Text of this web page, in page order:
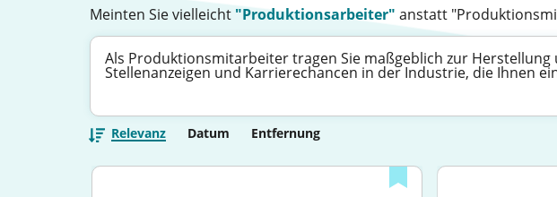
Meinten Sie vielleicht "Produktionsarbeiter" anstatt
Als Produktionsmitarbeiter tragen Sie maßgeblich zur
Stellenanzeigen und Karrierechancen in der Industrie, die Ihnen
Relevanz Datum Entfernung